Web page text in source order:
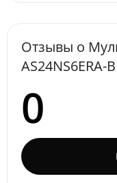
Отзывы о
AS24NS6ERA-B
0